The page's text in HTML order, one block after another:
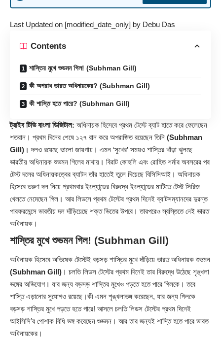
Last Updated on [modified_date_only] by Debu Das
Contents
শাস্তির মুখে শুভমন গিল! (Subhman Gill)
কী অপরাধ ভারত অধিনায়কের? (Subhman Gill)
কী শাস্তি হতে পারে? (Subhman Gill)
ট্রাইব টিভি বাংলা ডিজিটাল: অধিনায়ক হিসেবে প্রথম টেস্টে ব্যাট হাতে করে ফেলেছেন
শতরান। প্রথম দিনের শেষে ১২৭ রান করে অপরাজিত রয়েছেন তিনি (Subhman
Gill) । দলও রয়েছে ভালো জায়গায়। এমন ‘সুখের’ সময়ও শাস্তির খাঁড়া ঝুলছে
ভারতীয় অধিনায়ক শুভমন গিলের মাথায়। বিরাট কোহলি এবং রোহিত শর্মার অবসরের পর
টেস্ট দলের অধিনায়কত্বের ব্যাটন তাঁর হাতেই তুলে দিয়েছে বিসিসিআই। অধিনায়ক
হিসেবে তরুণ দল নিয়ে প্রথমবার ইংল্যান্ডের বিরুদ্ধে ইংল্যান্ডের মাটিতে টেস্ট সিরিজ
খেলতে নেমেছেন গিল। আর লিডসে প্রথম টেস্টের প্রথম দিনেই ব্যাটসম্যানদের দুরন্ত
পারফরমেন্সে ভারতীয় দল দাঁড়িয়েছে শক্ত ভিতের উপরে। তারপরেও স্বস্তিতে নেই ভারত
অধিনায়ক।
শাস্তির মুখে শুভমন গিল! (Subhman Gill)
অধিনায়ক হিসেবে অভিষেক টেস্টেই বড়সড় শাস্তির মুখে দাঁড়িয়ে ভারত অধিনায়ক শুভমন
(Subhman Gill) । চলতি লিডস টেস্টের প্রথম দিনেই তার বিরুদ্ধে উঠেছে শৃঙ্খলা
ভঙ্গের অভিযোগ। যার জন্য বড়সড় শাস্তির মুখেও পড়তে হতে পারে গিলকে। তবে
শাস্তি এড়ানোর সুযোগও রয়েছে।কী এমন শৃঙ্খলাভঙ্গ করেছেন, যার জন্য গিলকে
বড়সড় শাস্তির মুখে পড়তে হতে পারে! আসলে চলতি লিডস টেস্টের প্রথম দিনেই
আইসিসি’র পোশাক বিধি ভঙ্গ করেছেন শুভমন। আর তার জন্যই শাস্তি হতে পারে ভারত
অধিনায়কের।